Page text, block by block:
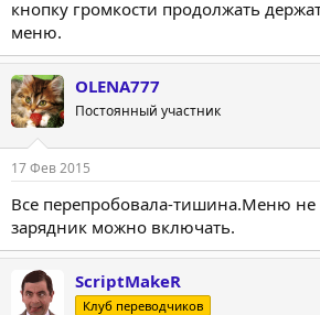
кнопку громкости продолжать
меню.
OLENA777
Постоянный участник
17 Фев 2015
Все перепробовала-тишина.Меню не
зарядник можно включать.
ScriptMakeR
Клуб переводчиков